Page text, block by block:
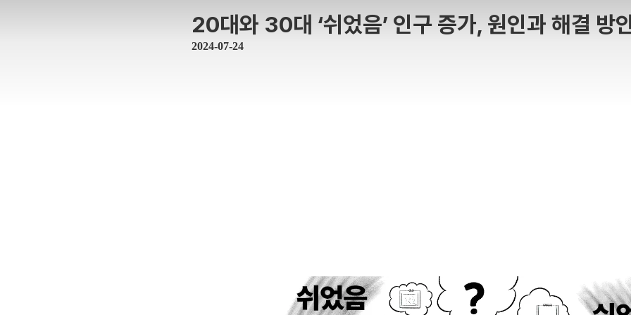
20대와 30대 ‘쉬었음’ 인구 증가, 원인과 해결 방
2024-07-24